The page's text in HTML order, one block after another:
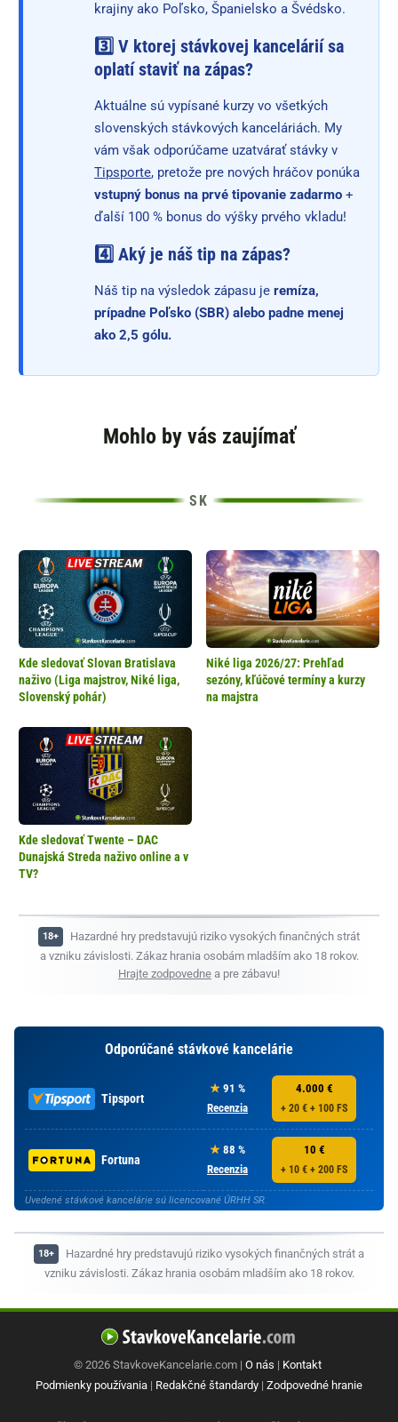
krajiny ako Poľsko, Španielsko a Švédsko.
3️⃣ V ktorej stávkovej kancelárií sa
oplatí staviť na zápas?
Aktuálne sú vypísané kurzy vo všetkých
slovenských stávkových kanceláriách. My
vám však odporúčame uzatvárať stávky v
Tipsporte, pretože pre nových hráčov ponúka
vstupný bonus na prvé tipovanie zadarmo +
ďalší 100 % bonus do výšky prvého vkladu!
4️⃣ Aký je náš tip na zápas?
Náš tip na výsledok zápasu je remíza,
prípadne Poľsko (SBR) alebo padne menej
ako 2,5 gólu.
Mohlo by vás zaujímať
Kde sledovať Slovan Bratislava
naživo (Liga majstrov, Niké liga,
Slovenský pohár)
Niké liga 2026/27: Prehľad
sezóny, kľúčové termíny a kurzy
na majstra
Kde sledovať Twente – DAC
Dunajská Streda naživo online a v
TV?
Hazardné hry predstavujú riziko vysokých finančných strát
a vzniku závislosti. Zákaz hrania osobám mladším ako 18 rokov.
Hrajte zodpovedne a pre zábavu!
Odporúčané stávkové kancelárie
Tipsport
91 %
Recenzia
4.000 €
+ 20 € + 100 FS
Fortuna
88 %
Recenzia
10 €
+ 10 € + 200 FS
Uvedené stávkové kancelárie sú licencované ÚRHH SR.
Hazardné hry predstavujú riziko vysokých finančných strát a
vzniku závislosti. Zákaz hrania osobám mladším ako 18 rokov.
© 2026 StavkoveKancelarie.com | O nás | Kontakt
Podmienky používania | Redakčné štandardy | Zodpovedné hranie